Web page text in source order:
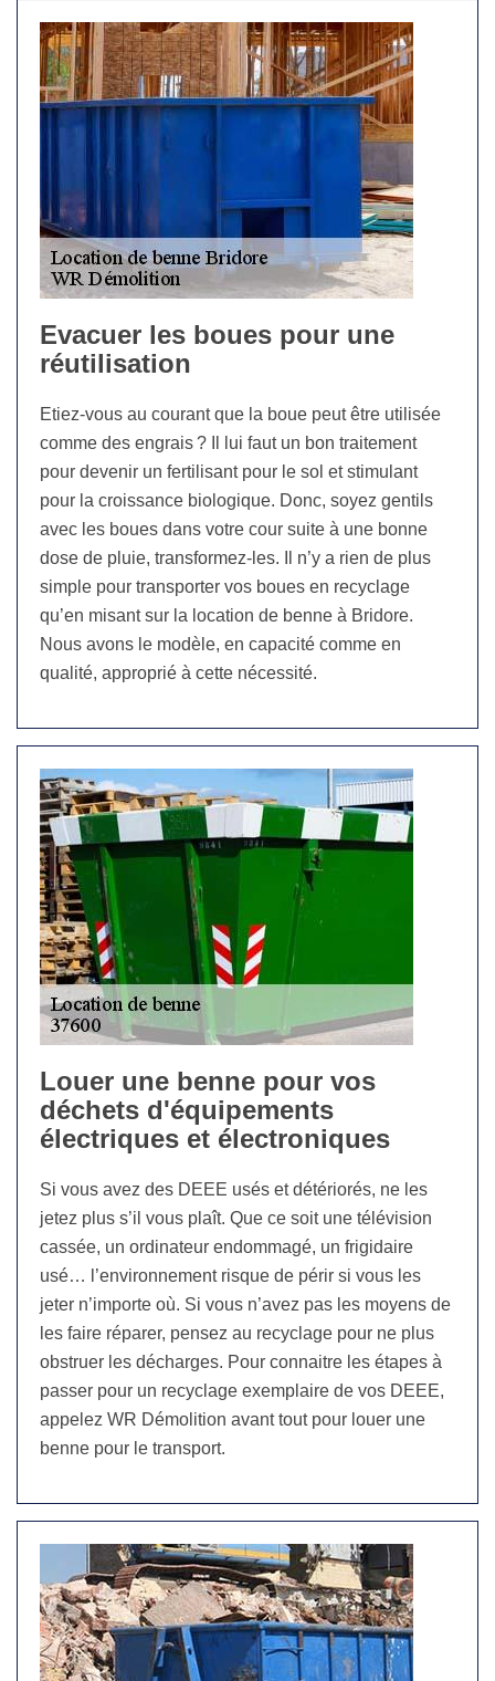
Evacuer les boues pour une
réutilisation
Etiez-vous au courant que la boue peut être utilisée
comme des engrais ? Il lui faut un bon traitement
pour devenir un fertilisant pour le sol et stimulant
pour la croissance biologique. Donc, soyez gentils
avec les boues dans votre cour suite à une bonne
dose de pluie, transformez-les. Il n’y a rien de plus
simple pour transporter vos boues en recyclage
qu’en misant sur la location de benne à Bridore.
Nous avons le modèle, en capacité comme en
qualité, approprié à cette nécessité.
Louer une benne pour vos
déchets d'équipements
électriques et électroniques
Si vous avez des DEEE usés et détériorés, ne les
jetez plus s’il vous plaît. Que ce soit une télévision
cassée, un ordinateur endommagé, un frigidaire
usé… l’environnement risque de périr si vous les
jeter n’importe où. Si vous n’avez pas les moyens de
les faire réparer, pensez au recyclage pour ne plus
obstruer les décharges. Pour connaitre les étapes à
passer pour un recyclage exemplaire de vos DEEE,
appelez WR Démolition avant tout pour louer une
benne pour le transport.